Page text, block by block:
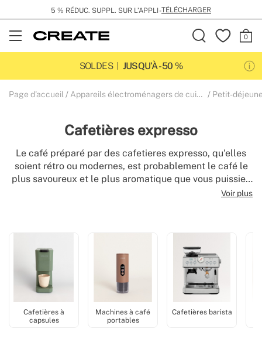
LIVRAISON GRATUITE DÈS 149€
Open
Menu
SOLDES
JUSQU’À -50 %
Page d'accueil Appareils électroménagers de cuisine Petit-
Cafetières expresso
Le café préparé par des cafetieres expresso, qu'elles
soient rétro ou modernes, est probablement le café le
plus savoureux et le plus aromatique que vous puissiez
obtenir. Choisissez dans notre catalogue de machines à
mieux à vos goûts en matière de café, de la machine à
moulin intégré.
Voir plus
Cafetières à
capsules
Machines à café
portables
Cafetières barista